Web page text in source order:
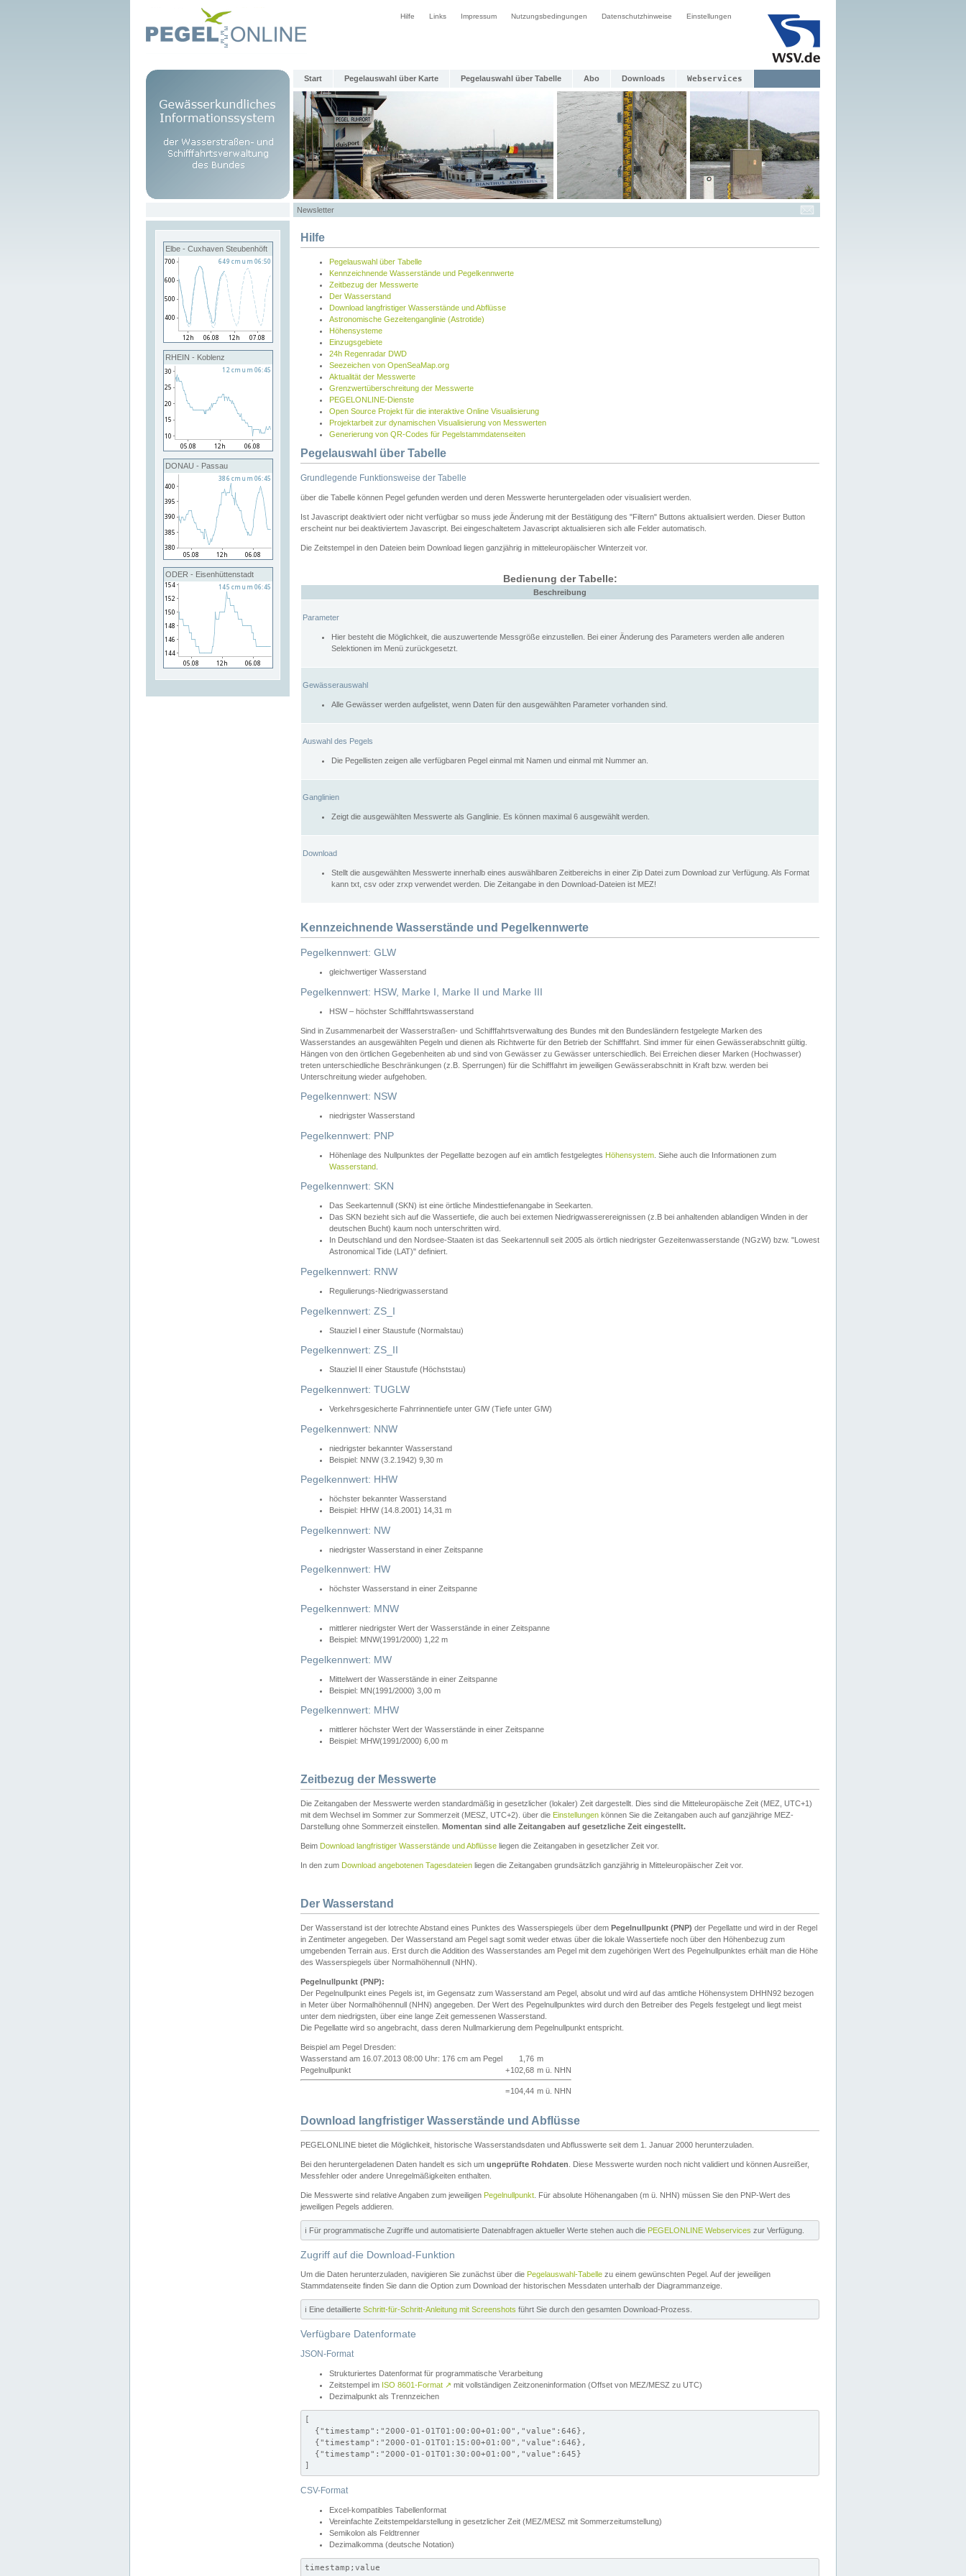
Hilfe Links Impressum Nutzungsbedingungen Datenschutzhinweise Einstellungen
Start Pegelauswahl über Karte Pegelauswahl über Tabelle Abo Downloads Webservices
Newsletter
Elbe - Cuxhaven Steubenhöft
RHEIN - Koblenz
DONAU - Passau
ODER - Eisenhüttenstadt
Hilfe
Pegelauswahl über Tabelle
Kennzeichnende Wasserstände und Pegelkennwerte
Zeitbezug der Messwerte
Der Wasserstand
Download langfristiger Wasserstände und Abflüsse
Astronomische Gezeitenganglinie (Astrotide)
Höhensysteme
Einzugsgebiete
24h Regenradar DWD
Seezeichen von OpenSeaMap.org
Aktualität der Messwerte
Grenzwertüberschreitung der Messwerte
PEGELONLINE-Dienste
Open Source Projekt für die interaktive Online Visualisierung
Projektarbeit zur dynamischen Visualisierung von Messwerten
Generierung von QR-Codes für Pegelstammdatenseiten
Pegelauswahl über Tabelle
Grundlegende Funktionsweise der Tabelle
über die Tabelle können Pegel gefunden werden und deren Messwerte heruntergeladen oder visualisiert werden.
Ist Javascript deaktiviert oder nicht verfügbar so muss jede Änderung mit der Bestätigung des "Filtern" Buttons aktualisiert werden. Dieser Button
erscheint nur bei deaktiviertem Javascript. Bei eingeschaltetem Javascript aktualisieren sich alle Felder automatisch.
Die Zeitstempel in den Dateien beim Download liegen ganzjährig in mitteleuropäischer Winterzeit vor.
Bedienung der Tabelle:
Beschreibung
Parameter
Hier besteht die Möglichkeit, die auszuwertende Messgröße einzustellen. Bei einer Änderung des Parameters werden alle anderen
Selektionen im Menü zurückgesetzt.
Gewässerauswahl
Alle Gewässer werden aufgelistet, wenn Daten für den ausgewählten Parameter vorhanden sind.
Auswahl des Pegels
Die Pegellisten zeigen alle verfügbaren Pegel einmal mit Namen und einmal mit Nummer an.
Ganglinien
Zeigt die ausgewählten Messwerte als Ganglinie. Es können maximal 6 ausgewählt werden.
Download
Stellt die ausgewählten Messwerte innerhalb eines auswählbaren Zeitbereichs in einer Zip Datei zum Download zur Verfügung. Als Format
kann txt, csv oder zrxp verwendet werden. Die Zeitangabe in den Download-Dateien ist MEZ!
Kennzeichnende Wasserstände und Pegelkennwerte
Pegelkennwert: GLW
gleichwertiger Wasserstand
Pegelkennwert: HSW, Marke I, Marke II und Marke III
HSW – höchster Schifffahrtswasserstand
Sind in Zusammenarbeit der Wasserstraßen- und Schifffahrtsverwaltung des Bundes mit den Bundesländern festgelegte Marken des
Wasserstandes an ausgewählten Pegeln und dienen als Richtwerte für den Betrieb der Schifffahrt. Sind immer für einen Gewässerabschnitt gültig.
Hängen von den örtlichen Gegebenheiten ab und sind von Gewässer zu Gewässer unterschiedlich. Bei Erreichen dieser Marken (Hochwasser)
treten unterschiedliche Beschränkungen (z.B. Sperrungen) für die Schifffahrt im jeweiligen Gewässerabschnitt in Kraft bzw. werden bei
Unterschreitung wieder aufgehoben.
Pegelkennwert: NSW
niedrigster Wasserstand
Pegelkennwert: PNP
Höhenlage des Nullpunktes der Pegellatte bezogen auf ein amtlich festgelegtes Höhensystem . Siehe auch die Informationen zum
Wasserstand
Pegelkennwert: SKN
Das Seekartennull (SKN) ist eine örtliche Mindesttiefenangabe in Seekarten.
Das SKN bezieht sich auf die Wassertiefe, die auch bei extemen Niedrigwasserereignissen (z.B bei anhaltenden ablandigen Winden in der
deutschen Bucht) kaum noch unterschritten wird.
In Deutschland und den Nordsee-Staaten ist das Seekartennull seit 2005 als örtlich niedrigster Gezeitenwasserstande (NGzW) bzw. "Lowest
Astronomical Tide (LAT)" definiert.
Pegelkennwert: RNW
Regulierungs-Niedrigwasserstand
Pegelkennwert: ZS_I
Stauziel I einer Staustufe (Normalstau)
Pegelkennwert: ZS_II
Stauziel II einer Staustufe (Höchststau)
Pegelkennwert: TUGLW
Verkehrsgesicherte Fahrrinnentiefe unter GlW (Tiefe unter GlW)
Pegelkennwert: NNW
niedrigster bekannter Wasserstand
Beispiel: NNW (3.2.1942) 9,30 m
Pegelkennwert: HHW
höchster bekannter Wasserstand
Beispiel: HHW (14.8.2001) 14,31 m
Pegelkennwert: NW
niedrigster Wasserstand in einer Zeitspanne
Pegelkennwert: HW
höchster Wasserstand in einer Zeitspanne
Pegelkennwert: MNW
mittlerer niedrigster Wert der Wasserstände in einer Zeitspanne
Beispiel: MNW(1991/2000) 1,22 m
Pegelkennwert: MW
Mittelwert der Wasserstände in einer Zeitspanne
Beispiel: MN(1991/2000) 3,00 m
Pegelkennwert: MHW
mittlerer höchster Wert der Wasserstände in einer Zeitspanne
Beispiel: MHW(1991/2000) 6,00 m
Zeitbezug der Messwerte
Die Zeitangaben der Messwerte werden standardmäßig in gesetzlicher (lokaler) Zeit dargestellt. Dies sind die Mitteleuropäische Zeit (MEZ, UTC+1)
mit dem Wechsel im Sommer zur Sommerzeit (MESZ, UTC+2). über die Einstellungen können Sie die Zeitangaben auch auf ganzjährige MEZ-
Darstellung ohne Sommerzeit einstellen. Momentan sind alle Zeitangaben auf gesetzliche Zeit eingestellt.
Beim Download langfristiger Wasserstände und Abflüsse liegen die Zeitangaben in gesetzlicher Zeit vor.
In den zum Download angebotenen Tagesdateien liegen die Zeitangaben grundsätzlich ganzjährig in Mitteleuropäischer Zeit vor.
Der Wasserstand
Der Wasserstand ist der lotrechte Abstand eines Punktes des Wasserspiegels über dem Pegelnullpunkt (PNP) der Pegellatte und wird in der Regel
in Zentimeter angegeben. Der Wasserstand am Pegel sagt somit weder etwas über die lokale Wassertiefe noch über den Höhenbezug zum
umgebenden Terrain aus. Erst durch die Addition des Wasserstandes am Pegel mit dem zugehörigen Wert des Pegelnullpunktes erhält man die Höhe
des Wasserspiegels über Normalhöhennull (NHN).
Pegelnullpunkt (PNP):
Der Pegelnullpunkt eines Pegels ist, im Gegensatz zum Wasserstand am Pegel, absolut und wird auf das amtliche Höhensystem DHHN92 bezogen
in Meter über Normalhöhennull (NHN) angegeben. Der Wert des Pegelnullpunktes wird durch den Betreiber des Pegels festgelegt und liegt meist
unter dem niedrigsten, über eine lange Zeit gemessenen Wasserstand.
Die Pegellatte wird so angebracht, dass deren Nullmarkierung dem Pegelnullpunkt entspricht.
Beispiel am Pegel Dresden:
Wasserstand am 16.07.2013 08:00 Uhr: 176 cm am Pegel
1,76 m
Pegelnullpunkt
+102,68 m ü. NHN
=104,44 m ü. NHN
Download langfristiger Wasserstände und Abflüsse
PEGELONLINE bietet die Möglichkeit, historische Wasserstandsdaten und Abflusswerte seit dem 1. Januar 2000 herunterzuladen.
Bei den heruntergeladenen Daten handelt es sich um ungeprüfte Rohdaten . Diese Messwerte wurden noch nicht validiert und können Ausreißer,
Messfehler oder andere Unregelmäßigkeiten enthalten.
Die Messwerte sind relative Angaben zum jeweiligen Pegelnullpunkt . Für absolute Höhenangaben (m ü. NHN) müssen Sie den PNP-Wert des
jeweiligen Pegels addieren.
ℹ️ Für programmatische Zugriffe und automatisierte Datenabfragen aktueller Werte stehen auch die PEGELONLINE Webservices zur Verfügung.
Zugriff auf die Download-Funktion
Um die Daten herunterzuladen, navigieren Sie zunächst über die Pegelauswahl-Tabelle zu einem gewünschten Pegel. Auf der jeweiligen
Stammdatenseite finden Sie dann die Option zum Download der historischen Messdaten unterhalb der Diagrammanzeige.
ℹ️ Eine detaillierte Schritt-für-Schritt-Anleitung mit Screenshots führt Sie durch den gesamten Download-Prozess.
Verfügbare Datenformate
JSON-Format
Strukturiertes Datenformat für programmatische Verarbeitung
Zeitstempel im ISO 8601-Format ↗ mit vollständigen Zeitzoneninformation (Offset von MEZ/MESZ zu UTC)
Dezimalpunkt als Trennzeichen
[
  {"timestamp":"2000-01-01T01:00:00+01:00","value":646},
  {"timestamp":"2000-01-01T01:15:00+01:00","value":646},
  {"timestamp":"2000-01-01T01:30:00+01:00","value":645}
]
CSV-Format
Excel-kompatibles Tabellenformat
Vereinfachte Zeitstempeldarstellung in gesetzlicher Zeit (MEZ/MESZ mit Sommerzeitumstellung)
Semikolon als Feldtrenner
Dezimalkomma (deutsche Notation)
timestamp;value